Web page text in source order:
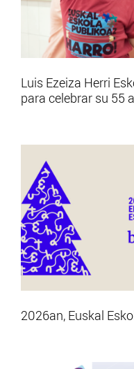
Luis Ezeiza Herri
para celebrar su 55
2026an, Euskal